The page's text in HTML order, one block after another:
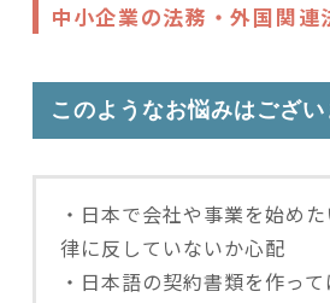
中小企業の法務・外国関連
このようなお悩みはござい
・日本で会社や事業を始め
律に反していないか心配
・日本語の契約書類を作っ